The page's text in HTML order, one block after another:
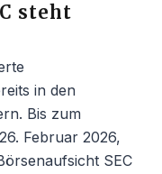
steht
in den
Bis zum
Februar 2026,
SEC